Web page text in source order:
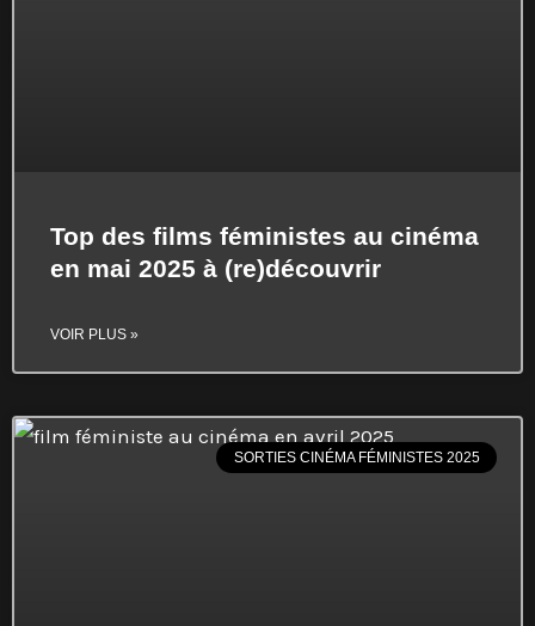
Top des films féministes au cinéma
en mai 2025 à (re)découvrir
VOIR PLUS »
SORTIES CINÉMA FÉMINISTES 2025